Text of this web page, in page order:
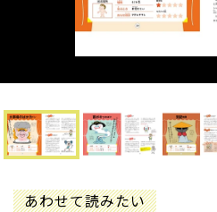
あわせて読みたい